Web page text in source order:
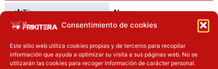
Consentimiento de cookies
Este sitio web utiliza cookies propias y de terceros para recopilar
información que ayuda a optimizar su visita a sus páginas web. No se
utilizarán las cookies para recoger información de carácter personal.
Tipo Nuevo
OTROS PRODUCTOS QUE TE